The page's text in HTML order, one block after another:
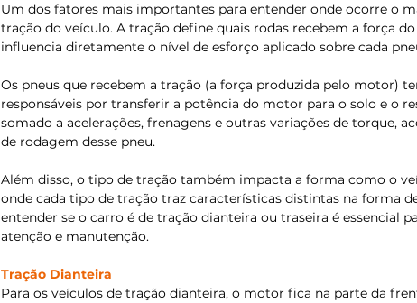
Um dos fatores mais importantes para entender onde ocorre o
tração do veículo. A tração define quais rodas recebem a força
influencia diretamente o nível de esforço aplicado sobre cada
Os pneus que recebem a tração (a força produzida pelo motor)
responsáveis por transferir a potência do motor para o solo e o
somado a acelerações, frenagens e outras variações de torque,
de rodagem desse pneu.
Além disso, o tipo de tração também impacta a forma como o
onde cada tipo de tração traz características distintas na forma
entender se o carro é de tração dianteira ou traseira é essencial
atenção e manutenção.
Tração Dianteira
Para os veículos de tração dianteira, o motor fica na parte da